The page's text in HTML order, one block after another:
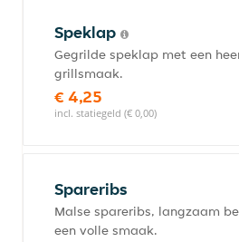
Speklap
Gegrilde speklap met een
grillsmaak.
€ 4,25
incl. statiegeld (€ 0,00)
Spareribs
Malse spareribs, langzaam
een volle smaak.